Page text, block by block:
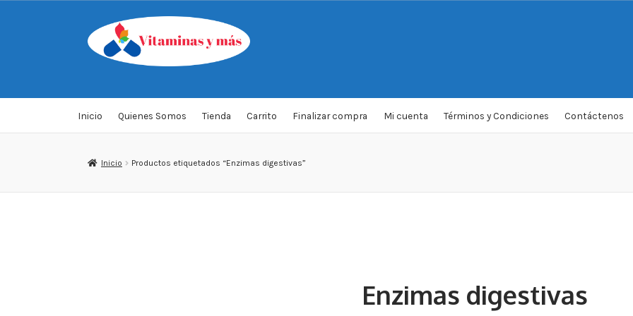
Saltar
a
navegación
al
contenido
Inicio Quienes Somos Tienda Carrito Finalizar compra Mi cuenta Términos y Condiciones Contáctenos
Inicio Productos etiquetados “Enzimas digestivas”
Enzimas digestivas